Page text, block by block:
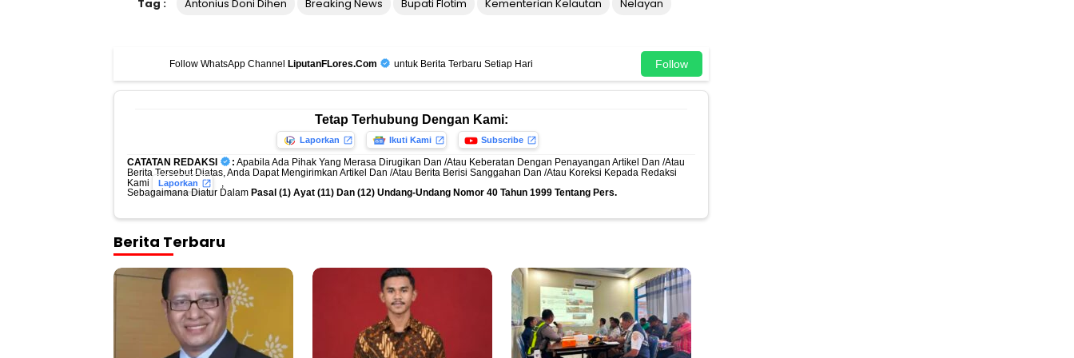
Tag : Antonius Doni Dihen Breaking News Bupati Flotim Kementerian Kelautan Nelayan
Follow WhatsApp Channel LiputanFLores.Com untuk Berita Terbaru Setiap Hari Follow
Tetap Terhubung Dengan Kami:
Laporkan Ikuti Kami Subscribe
CATATAN REDAKSI : Apabila Ada Pihak Yang Merasa Dirugikan Dan /Atau Keberatan Dengan Penayangan Artikel Dan /Atau
Berita Tersebut Diatas, Anda Dapat Mengirimkan Artikel Dan /Atau Berita Berisi Sanggahan Dan /Atau Koreksi Kepada Redaksi
Kami
Laporkan
,
Sebagaimana Diatur Dalam Pasal (1) Ayat (11) Dan (12) Undang-Undang Nomor 40 Tahun 1999 Tentang Pers.
Berita Terbaru